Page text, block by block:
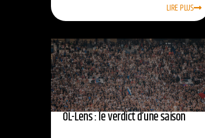
LIRE PLUS
OL-Lens : le verdict d’une saison